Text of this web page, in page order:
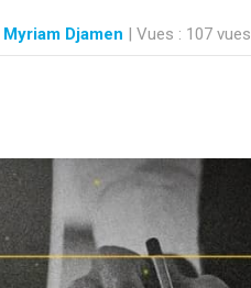
Myriam Djamen | Vues : 107 vues